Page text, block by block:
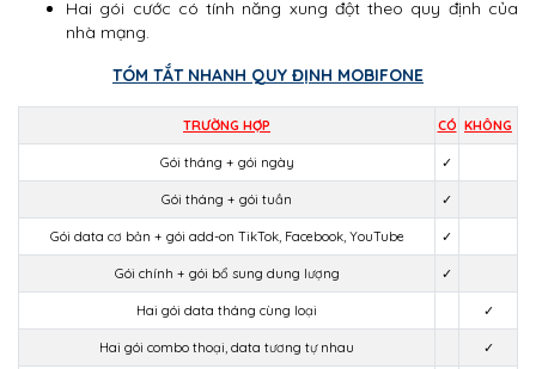
Hai gói cước có tính năng xung đột theo quy định của
nhà mạng.
TÓM TẮT NHANH QUY ĐỊNH MOBIFONE
TRƯỜNG HỢP CÓ KHÔNG
Gói tháng + gói ngày ✓
Gói tháng + gói tuần ✓
Gói data cơ bản + gói add-on TikTok, Facebook, YouTube ✓
Gói chính + gói bổ sung dung lượng ✓
Hai gói data tháng cùng loại ✓
Hai gói combo thoại, data tương tự nhau ✓